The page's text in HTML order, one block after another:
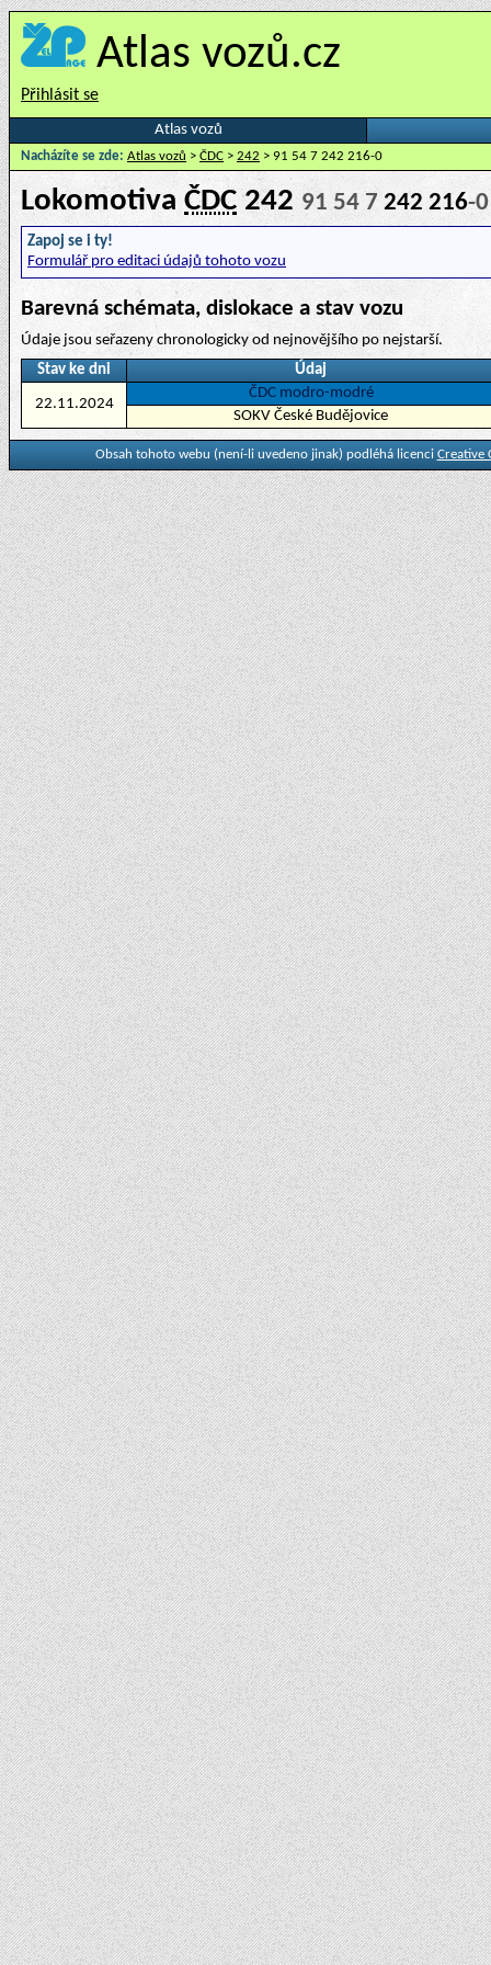
Atlas vozů.cz
Přihlásit se
Atlas vozů
Nacházíte se zde: Atlas vozů > ČDC > 242 > 91 54 7 242 216-0
Lokomotiva ČDC 242 91 54 7 242 216-0
Zapoj se i ty!
Formulář pro editaci údajů tohoto vozu
Barevná schémata, dislokace a stav vozu
Údaje jsou seřazeny chronologicky od nejnovějšího po nejstarší.
Stav ke dni
Údaj
22.11.2024
ČDC modro-modré
SOKV České Budějovice
Obsah tohoto webu (není-li uvedeno jinak) podléhá licenci Creative